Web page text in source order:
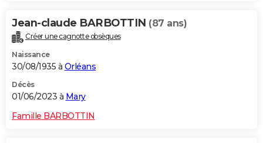
Jean-claude BARBOTTIN (87 ans)
Créer une cagnotte obsèques
Naissance
30/08/1935 à Orléans
Décès
01/06/2023 à Mary
Famille BARBOTTIN